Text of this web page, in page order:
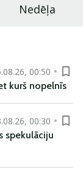
Nedēļa
00:50
kurš nopelnīs
00:30
spekulāciju